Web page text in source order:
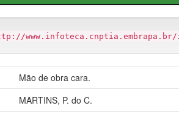
www.infoteca.cnptia.embrapa.br/
Mão de obra cara.
MARTINS, P. do C.